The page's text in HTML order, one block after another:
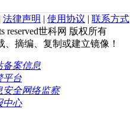
法律声明 使用协议 联系方式
reserved世科网 版权所有
摘编、复制或建立镜像！
备案信息
平台
安全网络监察
中心